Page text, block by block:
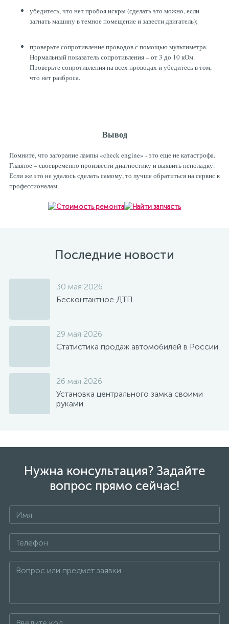
убедитесь, что нет пробоя искры (сделать это можно, если
загнать машину в темное помещение и завести двигатель);
проверьте сопротивление проводов с помощью мультиметра.
Нормальный показатель сопротивления – от 3 до 10 кОм.
Проверьте сопротивления на всех проводах и убедитесь в том,
что нет разброса.
Вывод
Помните, что загорание лампы «check engine» - это еще не катастрофа.
Главное – своевременно произвести диагностику и выявить неполадку.
Если же это не удалось сделать самому, то лучше обратиться на сервис к
профессионалам.
Последние новости
30 мая 2026
Бесконтактное ДТП.
29 мая 2026
Статистика продаж автомобилей в России.
26 мая 2026
Установка центрального замка своими
руками.
Нужна консультация? Задайте
вопрос прямо сейчас!